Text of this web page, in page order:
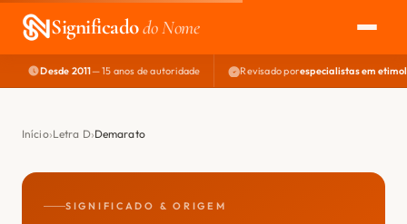
Significadodo Nome
EXPLORAR
NOME PERFEITO
Desde 2011— 15 anos de autoridade Revisado porespecialistas em
Início Letra D Demarato
SIGNIFICADO & ORIGEM